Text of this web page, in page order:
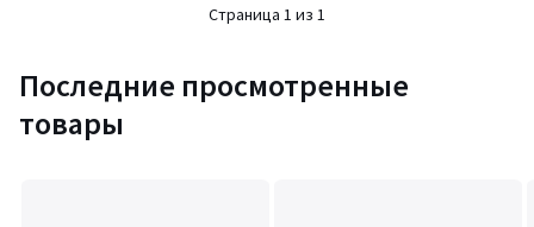
Страница 1 из 1
Последние просмотренные
товары